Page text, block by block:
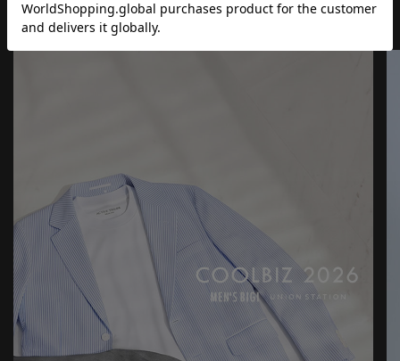
JOURNAL もっと見る